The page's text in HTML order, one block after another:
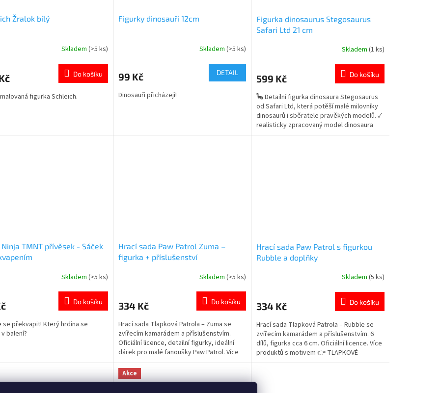
Žralok bílý
Skladem (>5 ks)
Do košíku
figurka Schleich.
Figurky dinosauři 12cm
Skladem (>5 ks)
99 Kč DETAIL
Dinosauři přicházejí!
Figurka dinosaurus Stegosaurus
Safari Ltd 21 cm
je
z
5
hvězdiček.
Skladem (1 ks)
599 Kč Do košíku
🦕 Detailní figurka dinosaura Stegosaurus
od Safari Ltd, která potěší malé milovníky
dinosaurů i sběratele pravěkých modelů. ✓
realisticky zpracovaný model dinosaura
Stegosaurus ✓ kvalitní figurka od značky
TMNT přívěsek - Sáček
Skladem (>5 ks)
Do košíku
se překvapit! Který hrdina se
balení?
Hrací sada Paw Patrol Zuma –
figurka + příslušenství
je
z
5
hvězdiček.
Skladem (>5 ks)
334 Kč Do košíku
Hrací sada Tlapková Patrola – Zuma se
zvířecím kamarádem a příslušenstvím.
Oficiální licence, detailní figurky, ideální
dárek pro malé fanoušky Paw Patrol. Více
produktů s motivem 👉 TLAPKOVÉ
PATROLY
Hrací sada Paw Patrol s figurkou
Rubble a doplňky
je
z
5
hvězdiček.
Skladem (5 ks)
334 Kč Do košíku
Hrací sada Tlapková Patrola – Rubble se
zvířecím kamarádem a příslušenstvím. 6
dílů, figurka cca 6 cm. Oficiální licence. Více
produktů s motivem 👉 TLAPKOVÉ
PATROLY
Akce